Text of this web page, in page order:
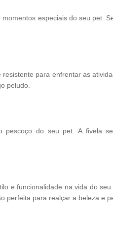
especiais do seu pet.
para enfrentar as
peludo.
do seu pet. A fivela
e funcionalidade na vida do
perfeita para realçar a beleza e